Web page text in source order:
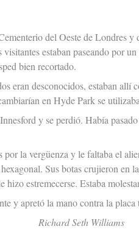
del Oeste de Londres
estaban paseando por
bien recortado.
eran desconocidos, estaban
en Hyde Park se
y se perdió. Había
la vergüenza y le faltaba el
Sus botas crujieron en
estremecerse. Estaba
y apretó la mano contra la placa
Richard Seth Williams